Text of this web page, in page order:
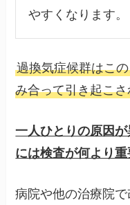
やすくなります。
過換気症候群はこ
み合って引き起こ
一人ひとりの原因
には検査が何より
病院や他の治療院